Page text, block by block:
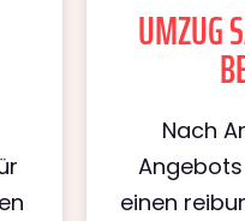
UMZUG
Nach
einen